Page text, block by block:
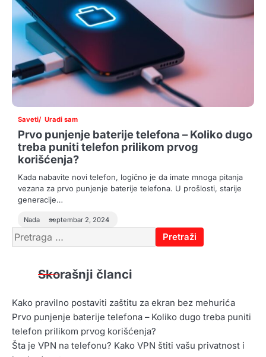
Saveti Uradi sam
Prvo punjenje baterije telefona – Koliko dugo
treba puniti telefon prilikom prvog
korišćenja?
Kada nabavite novi telefon, logično je da imate mnoga pitanja
vezana za prvo punjenje baterije telefona. U prošlosti, starije
generacije…
Nada septembar 2, 2024
Pretraga
za:
Skorašnji članci
Kako pravilno postaviti zaštitu za ekran bez mehurića
Prvo punjenje baterije telefona – Koliko dugo treba puniti
telefon prilikom prvog korišćenja?
Šta je VPN na telefonu? Kako VPN štiti vašu privatnost i